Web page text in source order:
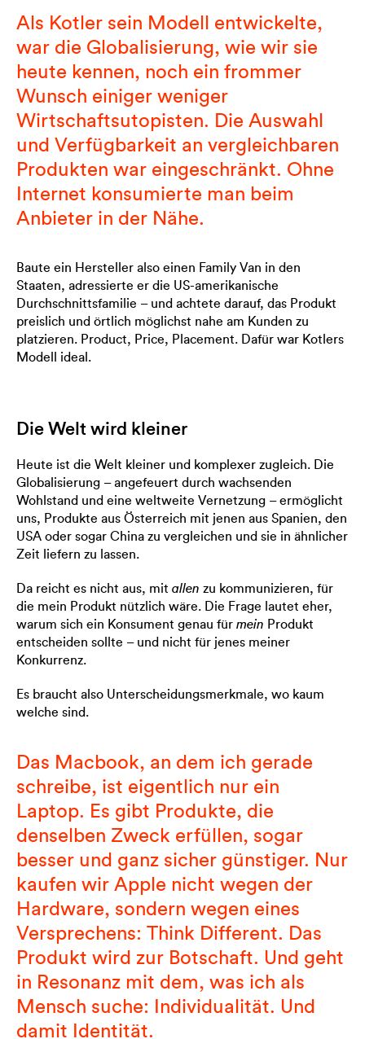
Als Kotler sein Modell entwickelte,
war die Globalisierung, wie wir sie
heute kennen, noch ein frommer
Wunsch einiger weniger
Wirtschaftsutopisten. Die Auswahl
und Verfügbarkeit an vergleichbaren
Produkten war eingeschränkt. Ohne
Internet konsumierte man beim
Anbieter in der Nähe.
Baute ein Hersteller also einen Family Van in den
Staaten, adressierte er die US-amerikanische
Durchschnittsfamilie – und achtete darauf, das Produkt
preislich und örtlich möglichst nahe am Kunden zu
platzieren. Product, Price, Placement. Dafür war Kotlers
Modell ideal.
Die Welt wird kleiner
Heute ist die Welt kleiner und komplexer zugleich. Die
Globalisierung – angefeuert durch wachsenden
Wohlstand und eine weltweite Vernetzung – ermöglicht
uns, Produkte aus Österreich mit jenen aus Spanien, den
USA oder sogar China zu vergleichen und sie in ähnlicher
Zeit liefern zu lassen.
Da reicht es nicht aus, mit allen zu kommunizieren, für
die mein Produkt nützlich wäre. Die Frage lautet eher,
warum sich ein Konsument genau für mein Produkt
entscheiden sollte – und nicht für jenes meiner
Konkurrenz.
Es braucht also Unterscheidungsmerkmale, wo kaum
welche sind.
Das Macbook, an dem ich gerade
schreibe, ist eigentlich nur ein
Laptop. Es gibt Produkte, die
denselben Zweck erfüllen, sogar
besser und ganz sicher günstiger. Nur
kaufen wir Apple nicht wegen der
Hardware, sondern wegen eines
Versprechens: Think Different. Das
Produkt wird zur Botschaft. Und geht
in Resonanz mit dem, was ich als
Mensch suche: Individualität. Und
damit Identität.